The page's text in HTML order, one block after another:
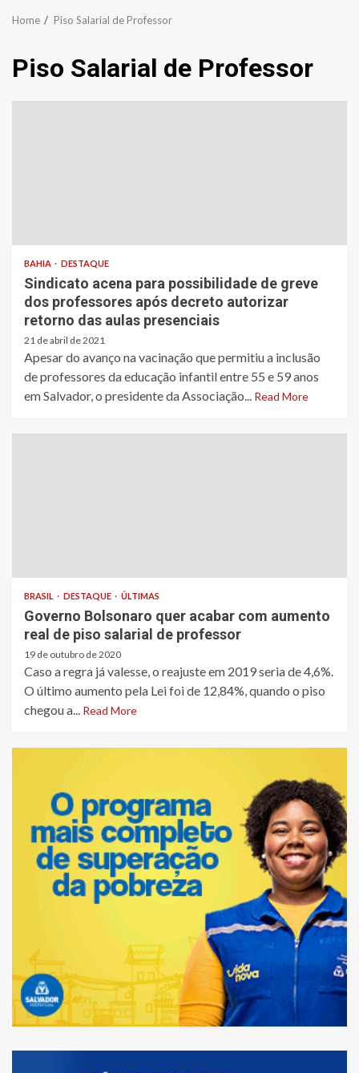
Home Piso Salarial de Professor
Piso Salarial de Professor
BAHIA DESTAQUE
Sindicato acena para possibilidade de greve
dos professores após decreto autorizar
retorno das aulas presenciais
21 de abril de 2021
Apesar do avanço na vacinação que permitiu a inclusão
de professores da educação infantil entre 55 e 59 anos
em Salvador, o presidente da Associação... Read More
BRASIL DESTAQUE ÚLTIMAS
Governo Bolsonaro quer acabar com aumento
real de piso salarial de professor
19 de outubro de 2020
Caso a regra já valesse, o reajuste em 2019 seria de 4,6%.
O último aumento pela Lei foi de 12,84%, quando o piso
chegou a... Read More